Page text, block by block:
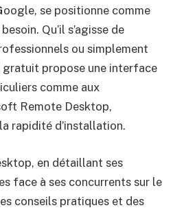
se positionne comme
Qu’il s’agisse de
ou simplement
gratuit propose une interface
comme aux
Remote Desktop,
rapidité d’installation.
en détaillant ses
face à ses concurrents sur le
conseils pratiques et des